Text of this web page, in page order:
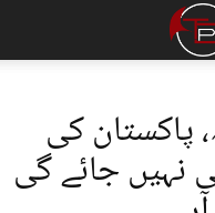
پاکستان کی
نہیں جائے گی